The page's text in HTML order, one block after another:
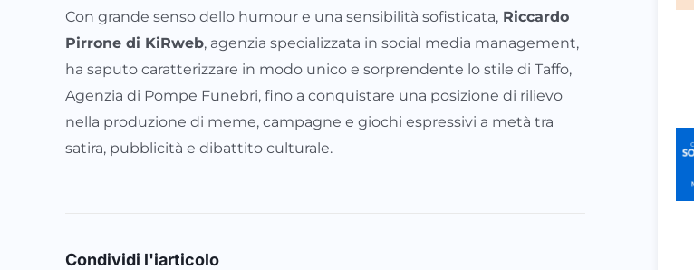
Con grande senso dello humour e una sensibilità sofisticata, Riccardo
Pirrone di KiRweb, agenzia specializzata in social media management,
ha saputo caratterizzare in modo unico e sorprendente lo stile di Taffo,
Agenzia di Pompe Funebri, fino a conquistare una posizione di rilievo
nella produzione di meme, campagne e giochi espressivi a metà tra
satira, pubblicità e dibattito culturale.
Condividi l'iarticolo